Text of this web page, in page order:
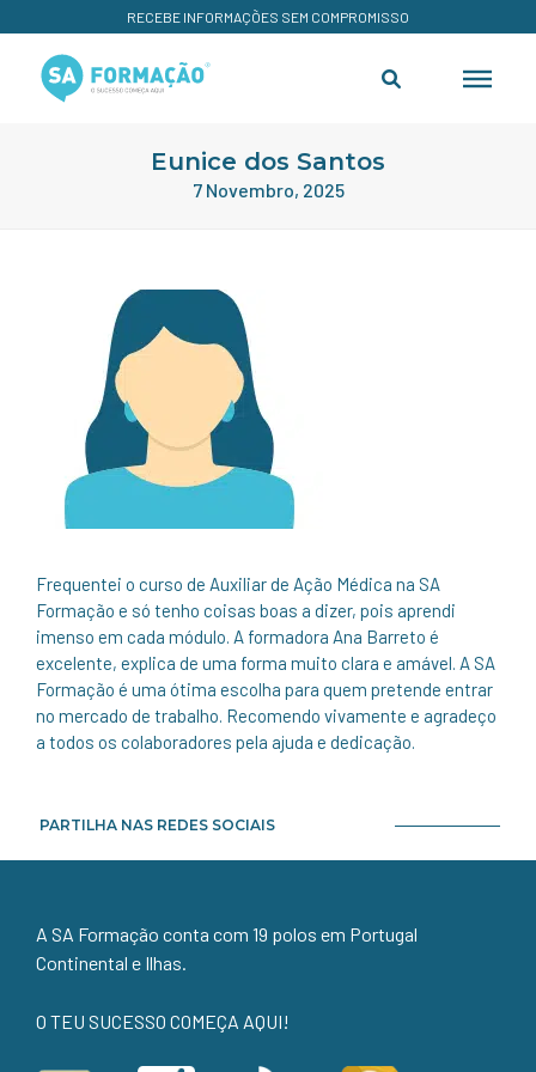
RECEBE INFORMAÇÕES SEM COMPROMISSO
Eunice dos Santos
7 Novembro, 2025
Frequentei o curso de Auxiliar de Ação Médica na SA
Formação e só tenho coisas boas a dizer, pois aprendi
imenso em cada módulo. A formadora Ana Barreto é
excelente, explica de uma forma muito clara e amável. A SA
Formação é uma ótima escolha para quem pretende entrar
no mercado de trabalho. Recomendo vivamente e agradeço
a todos os colaboradores pela ajuda e dedicação.
PARTILHA NAS REDES SOCIAIS
A SA Formação conta com 19 polos em Portugal
Continental e Ilhas.
O TEU SUCESSO COMEÇA AQUI!